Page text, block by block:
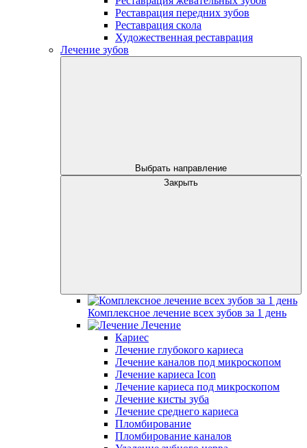
Реставрация передних зубов
Реставрация скола
Художественная реставрация
Лечение зубов
Выбрать направление
Закрыть
Комплексное лечение всех зубов за 1 день
Лечение
Кариес
Лечение глубокого кариеса
Лечение каналов под микроскопом
Лечение кариеса Icon
Лечение кариеса под микроскопом
Лечение кисты зуба
Лечение среднего кариеса
Пломбирование
Пломбирование каналов